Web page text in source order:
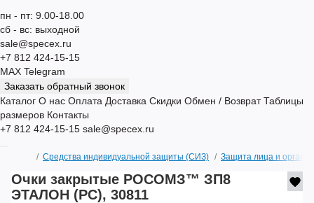
пн - пт: 9.00-18.00
сб - вс: выходной
sale@specex.ru
+7 812 424-15-15
MAX Telegram
Заказать обратный звонок
Каталог О нас Оплата Доставка Скидки Обмен / Возврат Таблицы
размеров Контакты
+7 812 424-15-15 sale@specex.ru
Средства индивидуальной защиты (СИЗ) Защита лица и
Очки закрытые РОСОМЗ™ ЗП8
ЭТАЛОН (PC), 30811